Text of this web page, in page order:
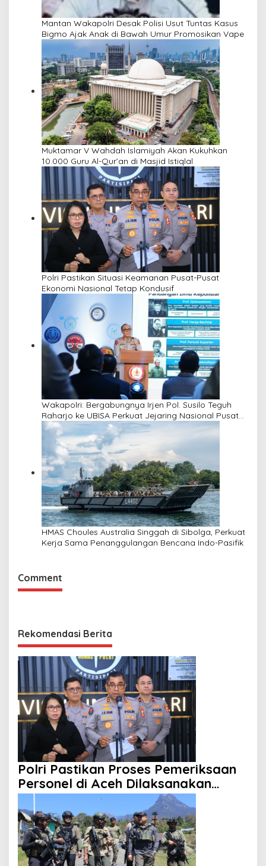
Mantan Wakapolri Desak Polisi Usut Tuntas Kasus
Bigmo Ajak Anak di Bawah Umur Promosikan Vape
Muktamar V Wahdah Islamiyah Akan Kukuhkan
10.000 Guru Al-Qur’an di Masjid Istiqlal
Polri Pastikan Situasi Keamanan Pusat-Pusat
Ekonomi Nasional Tetap Kondusif
Wakapolri: Bergabungnya Irjen Pol. Susilo Teguh
Raharjo ke UBISA Perkuat Jejaring Nasional Pusat
Studi Kepolisian
HMAS Choules Australia Singgah di Sibolga, Perkuat
Kerja Sama Penanggulangan Bencana Indo-Pasifik
Comment
Rekomendasi Berita
Polri Pastikan Proses Pemeriksaan
Personel di Aceh Dilaksanakan
Secara Profesional dan Transparan